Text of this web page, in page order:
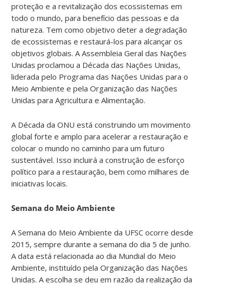
proteção e a revitalização dos ecossistemas em
todo o mundo, para benefício das pessoas e da
natureza. Tem como objetivo deter a degradação
de ecossistemas e restaurá-los para alcançar os
objetivos globais. A Assembleia Geral das Nações
Unidas proclamou a Década das Nações Unidas,
liderada pelo Programa das Nações Unidas para o
Meio Ambiente e pela Organização das Nações
Unidas para Agricultura e Alimentação.
A Década da ONU está construindo um movimento
global forte e amplo para acelerar a restauração e
colocar o mundo no caminho para um futuro
sustentável. Isso incluirá a construção de esforço
político para a restauração, bem como milhares de
iniciativas locais.
Semana do Meio Ambiente
A Semana do Meio Ambiente da UFSC ocorre desde
2015, sempre durante a semana do dia 5 de junho.
A data está relacionada ao dia Mundial do Meio
Ambiente, instituído pela Organização das Nações
Unidas. A escolha se deu em razão da realização da